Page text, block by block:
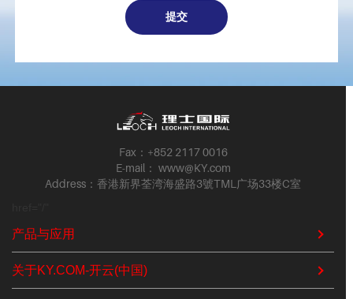
Fax：+852 2117 0016
E-mail： www@KY.com
Address：香港新界荃湾海盛路3號TML广场33楼C室
产品与应用
关于KY.COM-开云(中国)